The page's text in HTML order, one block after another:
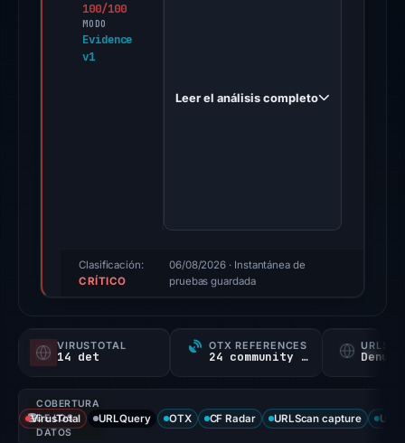
100/100
MODO
Evidence
v1
20,
score,
not
probability).
signals:
14
of
Leer el análisis completo
Clasificación:
CRÍTICO
06/08/2026 · Instantánea de
pruebas guardada
VIRUSTOTAL
14 det
OTX REFERENCES
24 community refs
COBERTURA
DE LOS
DATOS
VirusTotal URLQuery OTX CF Radar URLScan capture